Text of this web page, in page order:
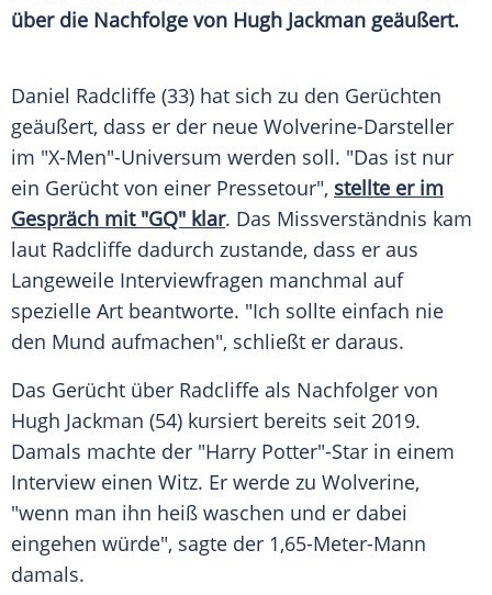
über die Nachfolge von Hugh Jackman geäußert.
Daniel Radcliffe (33) hat sich zu den Gerüchten
geäußert, dass er der neue Wolverine-Darsteller
im "X-Men"-Universum werden soll. "Das ist nur
ein Gerücht von einer Pressetour", stellte er im
Gespräch mit "GQ" klar. Das Missverständnis kam
laut Radcliffe dadurch zustande, dass er aus
Langeweile Interviewfragen manchmal auf
spezielle Art beantworte. "Ich sollte einfach nie
den Mund aufmachen", schließt er daraus.
Das Gerücht über Radcliffe als Nachfolger von
Hugh Jackman (54) kursiert bereits seit 2019.
Damals machte der "Harry Potter"-Star in einem
Interview einen Witz. Er werde zu Wolverine,
"wenn man ihn heiß waschen und er dabei
eingehen würde", sagte der 1,65-Meter-Mann
damals.